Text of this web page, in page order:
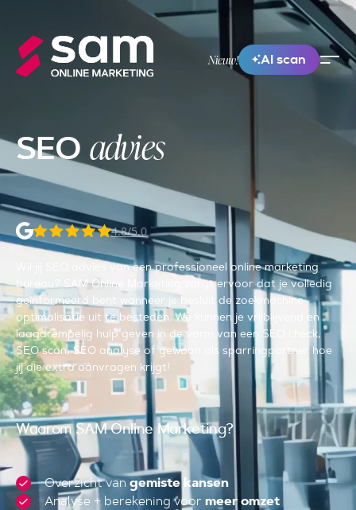
Nieuw! AI scan
SEO advies
4.8/5.0
Wil jij SEO advies van een professioneel online marketing
bureau? SAM Online Marketing zorgt ervoor dat je volledig
geïnformeerd bent wanneer je besluit de zoekmachine
optimalisatie uit te besteden. We kunnen je vrijblijvend en
laagdrempelig hulp geven in de vorm van een SEO check,
SEO scan, SEO analyse of gewoon als sparringpartner hoe
jij die extra aanvragen krijgt!
Waarom SAM Online Marketing?
Overzicht van gemiste kansen
Analyse + berekening voor meer omzet